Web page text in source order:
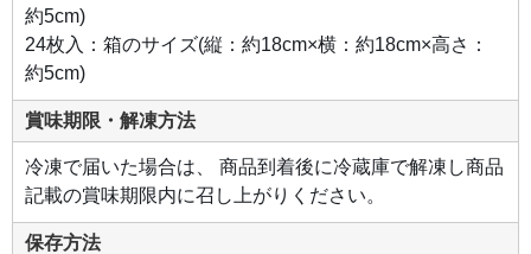
約5cm)
24枚入：箱のサイズ(縦：約18cm×横：約18cm×高さ：
約5cm)
賞味期限・解凍方法
冷凍で届いた場合は、 商品到着後に冷蔵庫で解凍し商品
記載の賞味期限内に召し上がりください。
保存方法